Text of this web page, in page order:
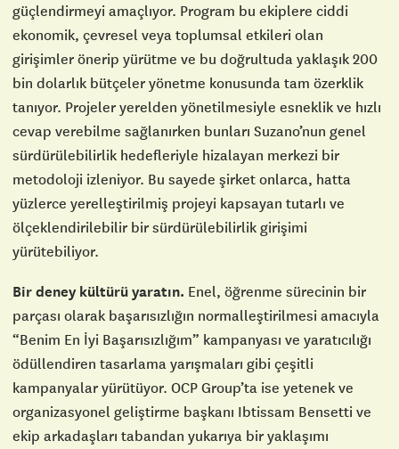
güçlendirmeyi amaçlıyor. Program bu ekiplere ciddi
ekonomik, çevresel veya toplumsal etkileri olan
girişimler önerip yürütme ve bu doğrultuda yaklaşık 200
bin dolarlık bütçeler yönetme konusunda tam özerklik
tanıyor. Projeler yerelden yönetilmesiyle esneklik ve hızlı
cevap verebilme sağlanırken bunları Suzano’nun genel
sürdürülebilirlik hedefleriyle hizalayan merkezi bir
metodoloji izleniyor. Bu sayede şirket onlarca, hatta
yüzlerce yerelleştirilmiş projeyi kapsayan tutarlı ve
ölçeklendirilebilir bir sürdürülebilirlik girişimi
yürütebiliyor.
Bir deney kültürü yaratın. Enel, öğrenme sürecinin bir
parçası olarak başarısızlığın normalleştirilmesi amacıyla
“Benim En İyi Başarısızlığım” kampanyası ve yaratıcılığı
ödüllendiren tasarlama yarışmaları gibi çeşitli
kampanyalar yürütüyor. OCP Group’ta ise yetenek ve
organizasyonel geliştirme başkanı Ibtissam Bensetti ve
ekip arkadaşları tabandan yukarıya bir yaklaşımı